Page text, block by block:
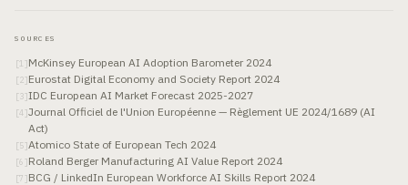
SOURCES
[1 ]McKinsey European AI Adoption Barometer 2024
[2]Eurostat Digital Economy and Society Report 2024
[ 3]IDC European AI Market Forecast 2025-2027
[4 ]Journal Officiel de l'Union Européenne — Règlement UE 2024/1689 (AI
Act)
[5]Atomico State of European Tech 2024
[6 ]Roland Berger Manufacturing AI Value Report 2024
[7 ]BCG / LinkedIn European Workforce AI Skills Report 2024